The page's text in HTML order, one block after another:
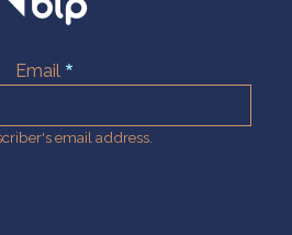
Email
email address.